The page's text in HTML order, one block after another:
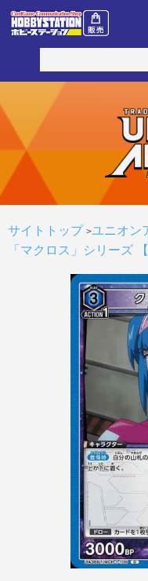
サイトトップ
ユニオン
「マクロス」シリーズ